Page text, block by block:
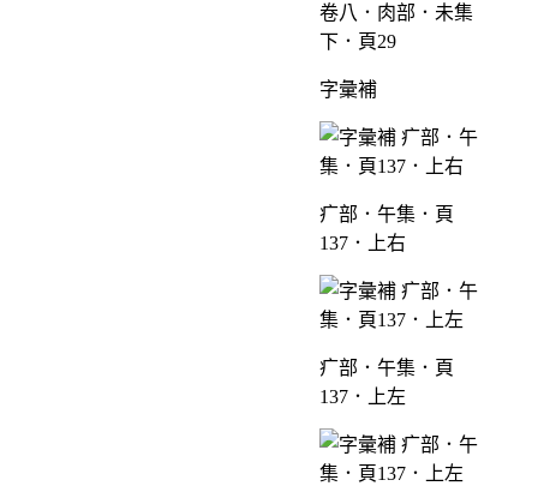
卷八．肉部．未集
下．頁29
字彙補
疒部．午集．頁
137．上右
疒部．午集．頁
137．上左